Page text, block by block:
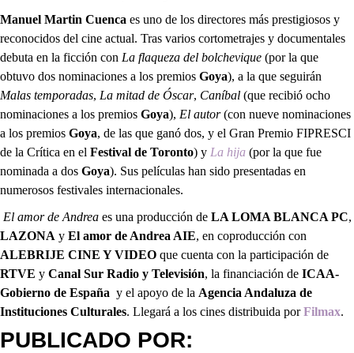
Manuel Martin Cuenca es uno de los directores más prestigiosos y
reconocidos del cine actual. Tras varios cortometrajes y documentales
debuta en la ficción con La flaqueza del bolchevique (por la que
obtuvo dos nominaciones a los premios Goya), a la que seguirán
Malas temporadas, La mitad de Óscar, Caníbal (que recibió ocho
nominaciones a los premios Goya), El autor(con nueve nominaciones
a los premios Goya, de las que ganó dos, y el Gran Premio FIPRESCI
de la Crítica en el Festival de Toronto) y La hija (por la que fue
nominada a dos Goya). Sus películas han sido presentadas en
numerosos festivales internacionales.
El amor de Andrea es una producción de LA LOMA BLANCA PC,
LAZONA y El amor de Andrea AIE, en coproducción con
ALEBRIJE CINE Y VIDEO que cuenta con la participación de
RTVE y Canal Sur Radio y Televisión, la financiación de ICAA-
Gobierno de España y el apoyo de la Agencia Andaluza de
Instituciones Culturales. Llegará a los cines distribuida porFilmax.
PUBLICADO POR: